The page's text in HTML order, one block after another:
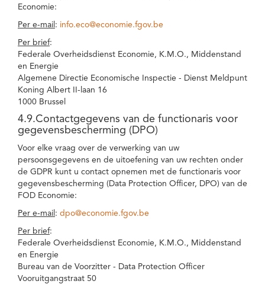
Economie:
Per e-mail : info.eco@economie.fgov.be
Per brief:
Federale Overheidsdienst Economie, K.M.O., Middenstand
en Energie
Algemene Directie Economische Inspectie - Dienst Meldpunt
Koning Albert II-laan 16
1000 Brussel
4.9.Contactgegevens van de functionaris voor
gegevensbescherming (DPO)
Voor elke vraag over de verwerking van uw
persoonsgegevens en de uitoefening van uw rechten onder
de GDPR kunt u contact opnemen met de functionaris voor
gegevensbescherming (Data Protection Officer, DPO) van de
FOD Economie:
Per e-mail : dpo@economie.fgov.be
Per brief:
Federale Overheidsdienst Economie, K.M.O., Middenstand
en Energie
Bureau van de Voorzitter - Data Protection Officer
Vooruitgangstraat 50